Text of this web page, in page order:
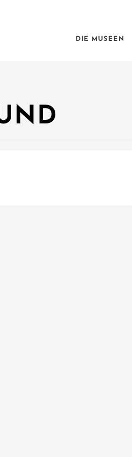
DIE MUSEEN